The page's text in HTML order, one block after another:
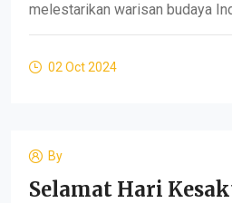
melestarikan warisan budaya
02 Oct 2024
By
Selamat Hari